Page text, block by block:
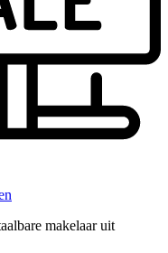
makelaar uit